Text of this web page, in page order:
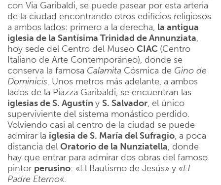
con Via Garibaldi, se puede pasear por esta arteria
de la ciudad encontrando otros edificios religiosos
a ambos lados: primero a la derecha, la antigua
iglesia de la Santísima Trinidad de Annunziata,
hoy sede del Centro del Museo CIAC (Centro
Italiano de Arte Contemporáneo), donde se
conserva la famosa Calamita Cósmica de Gino de
Dominicis. Unos metros más adelante, a ambos
lados de la Piazza Garibaldi, se encuentran las
iglesias de S. Agustín y S. Salvador, el único
superviviente del sistema monástico perdido.
Volviendo casi al centro de la ciudad se puede
admirar la iglesia de S. María del Sufragio, a poca
distancia del Oratorio de la Nunziatella, donde
hay que entrar para admirar dos obras del famoso
pintor perusino: «El Bautismo de Jesús» y «El
Padre Eterno«.